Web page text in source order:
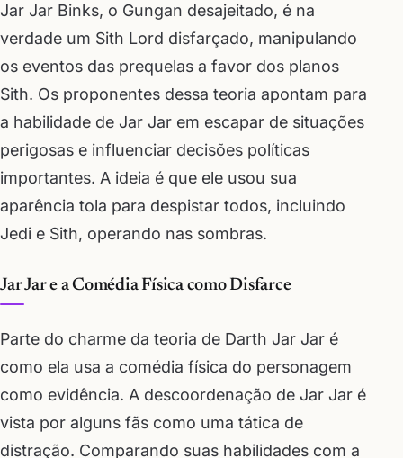
Jar Jar Binks, o Gungan desajeitado, é na
verdade um Sith Lord disfarçado, manipulando
os eventos das prequelas a favor dos planos
Sith. Os proponentes dessa teoria apontam para
a habilidade de Jar Jar em escapar de situações
perigosas e influenciar decisões políticas
importantes. A ideia é que ele usou sua
aparência tola para despistar todos, incluindo
Jedi e Sith, operando nas sombras.
Jar Jar e a Comédia Física como Disfarce
Parte do charme da teoria de Darth Jar Jar é
como ela usa a comédia física do personagem
como evidência. A descoordenação de Jar Jar é
vista por alguns fãs como uma tática de
distração. Comparando suas habilidades com a